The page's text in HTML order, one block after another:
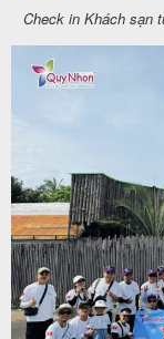
Check in Khách sạn